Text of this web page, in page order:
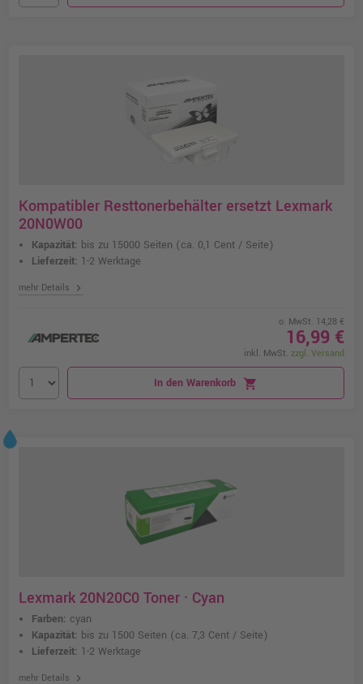
Kompatibler Resttonerbehälter ersetzt Lexmark
20N0W00
Kapazität: bis zu 15000 Seiten (ca. 0,1 Cent / Seite)
Lieferzeit: 1-2 Werktage
mehr Details chevron_right
o. MwSt. 14,28 €
16,99 €
inkl. MwSt. zzgl. Versand
In den Warenkorb shopping_cart
Lexmark 20N20C0 Toner · Cyan
Farben: cyan
Kapazität: bis zu 1500 Seiten (ca. 7,3 Cent / Seite)
Lieferzeit: 1-2 Werktage
mehr Details chevron_right